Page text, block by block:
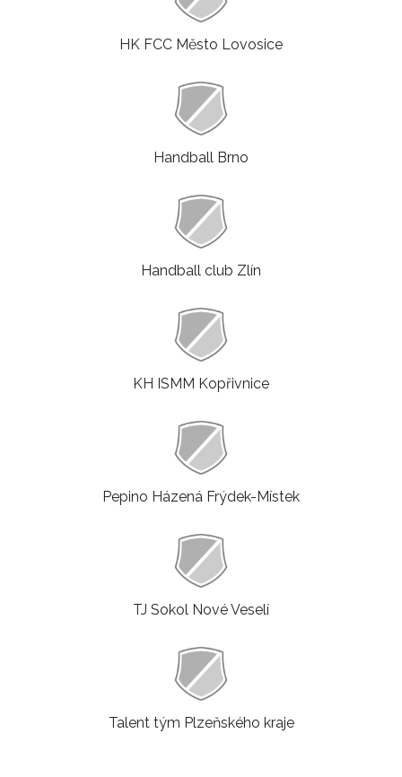
HK FCC Město Lovosice
Handball Brno
Handball club Zlín
KH ISMM Kopřivnice
Pepino Házená Frýdek-Místek
TJ Sokol Nové Veselí
Talent tým Plzeňského kraje